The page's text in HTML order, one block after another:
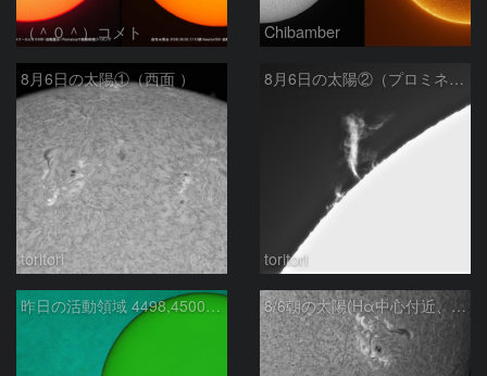
（＾０＾）コメト Chibamber
8月6日の太陽①（西面 ）
toritori
8月6日の太陽②（プロミネン北東縁 ）
toritori
昨日の活動領域 4498,4500：2026/08/05 8/6朝の太陽(Hα中心付近、4498、4502付近)